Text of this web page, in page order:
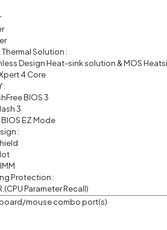
Thermal Solution :
Design Heat-sink solution & MOS
4 Core
:
BIOS 3
3
BIOS EZ Mode
:
Protection :
Parameter Recall)
mouse combo port(s)